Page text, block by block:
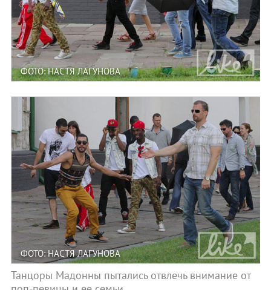
ФОТО: НАСТЯ ЛАГУНОВА
ФОТО: НАСТЯ ЛАГУНОВА
Танцоры Мадонны пытались отвлечь внимание от